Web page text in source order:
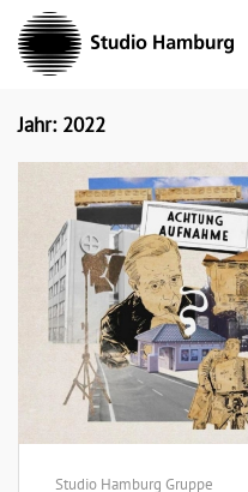
Skip
content
Jahr: 2022
Studio Hamburg Gruppe